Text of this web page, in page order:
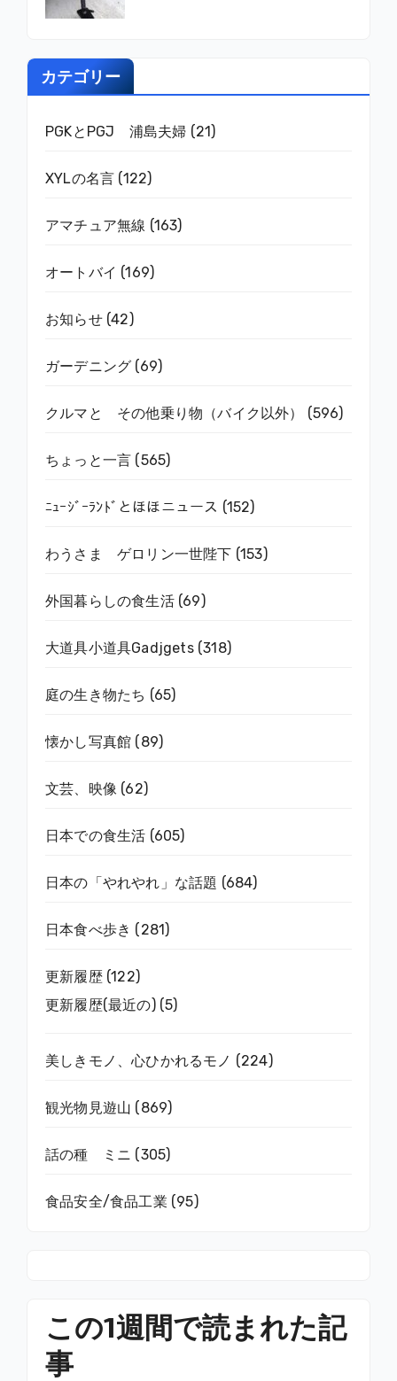
カテゴリー
PGKとPGJ 浦島夫婦 (21)
XYLの名言 (122)
アマチュア無線 (163)
オートバイ (169)
お知らせ(42)
ガーデニング (69)
クルマと その他乗り物（バイク以外） (596)
ちょっと一言 (565)
ﾆｭｰｼﾞｰﾗﾝﾄﾞとほほニュース (152)
わうさま ゲロリン一世陛下 (153)
外国暮らしの食生活(69)
大道具小道具Gadjgets(318)
庭の生き物たち (65)
懐かし写真館 (89)
文芸、映像 (62)
日本での食生活 (605)
日本の「やれやれ」な話題 (684)
日本食べ歩き (281)
更新履歴(122)
更新履歴(最近の)(5)
美しきモノ、心ひかれるモノ (224)
観光物見遊山 (869)
話の種 ミニ (305)
食品安全/食品工業 (95)
この1週間で読まれた記
事